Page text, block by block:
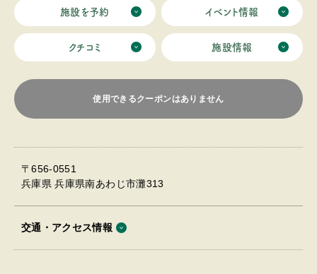
施設を予約 イベント情報
クチコミ 施設情報
使用できるクーポンはありません
〒656-0551
兵庫県 兵庫県南あわじ市灘313
交通・アクセス情報